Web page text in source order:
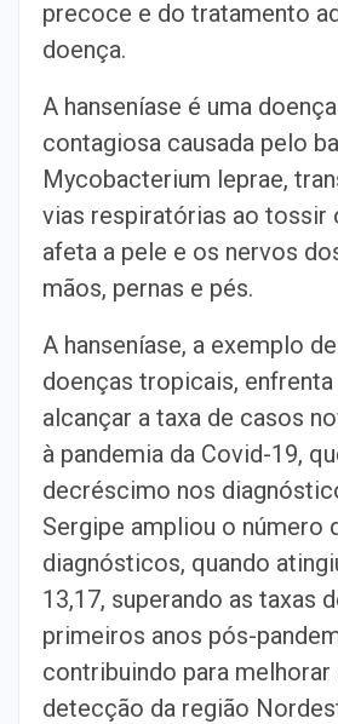
precoce e do tratamento
doença.
A hanseníase é uma
contagiosa causada pelo
Mycobacterium leprae,
vias respiratórias ao tossir
afeta a pele e os nervos
mãos, pernas e pés.
A hanseníase, a exemplo
doenças tropicais,
alcançar a taxa de casos
à pandemia da Covid-19,
decréscimo nos
Sergipe ampliou o número
diagnósticos, quando
13,17, superando as taxas
primeiros anos pós-
contribuindo para melhorar
detecção da região